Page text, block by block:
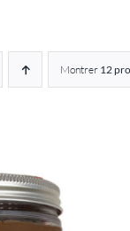
Montrer 12